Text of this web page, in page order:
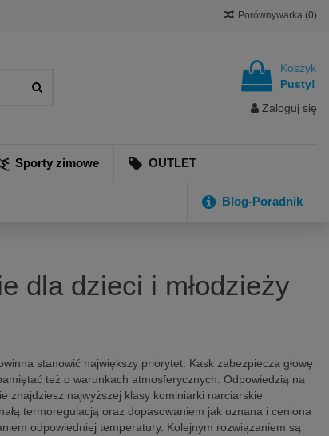
Porównywarka (0)
Koszyk
Pusty!
Zaloguj się
Sporty zimowe OUTLET
Blog-Poradnik
dla dzieci i młodzieży
stanowić największy priorytet. Kask zabezpiecza głowę
też o warunkach atmosferycznych. Odpowiedzią na
znajdziesz najwyższej klasy kominiarki narciarskie
termoregulacją oraz dopasowaniem jak uznana i ceniona
odpowiedniej temperatury. Kolejnym rozwiązaniem są